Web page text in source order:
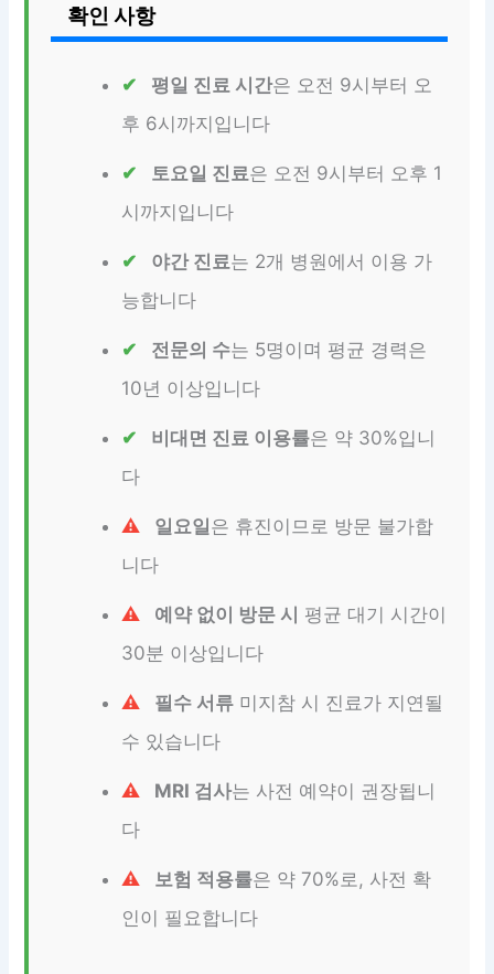
확인 사항
평일 진료 시간은 오전 9시부터 오
후 6시까지입니다
토요일 진료은 오전 9시부터 오후 1
시까지입니다
야간 진료는 2개 병원에서 이용 가
능합니다
전문의 수는 5명이며 평균 경력은
10년 이상입니다
비대면 진료 이용률은 약 30%입니
다
일요일은 휴진이므로 방문 불가합
니다
예약 없이 방문 시 평균 대기 시간이
30분 이상입니다
필수 서류 미지참 시 진료가 지연될
수 있습니다
MRI 검사는 사전 예약이 권장됩니
다
보험 적용률은 약 70%로, 사전 확
인이 필요합니다